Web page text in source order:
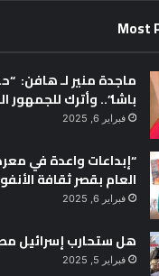
Most
ماجدة منير لـ هافن:
باشا”.. وأترك
فبراير 6, 2025
“إبداعات واعدة في
العام بقصر ثقافة
فبراير 6, 2025
هل ستحارب إسرائيل
فبراير 5, 2025